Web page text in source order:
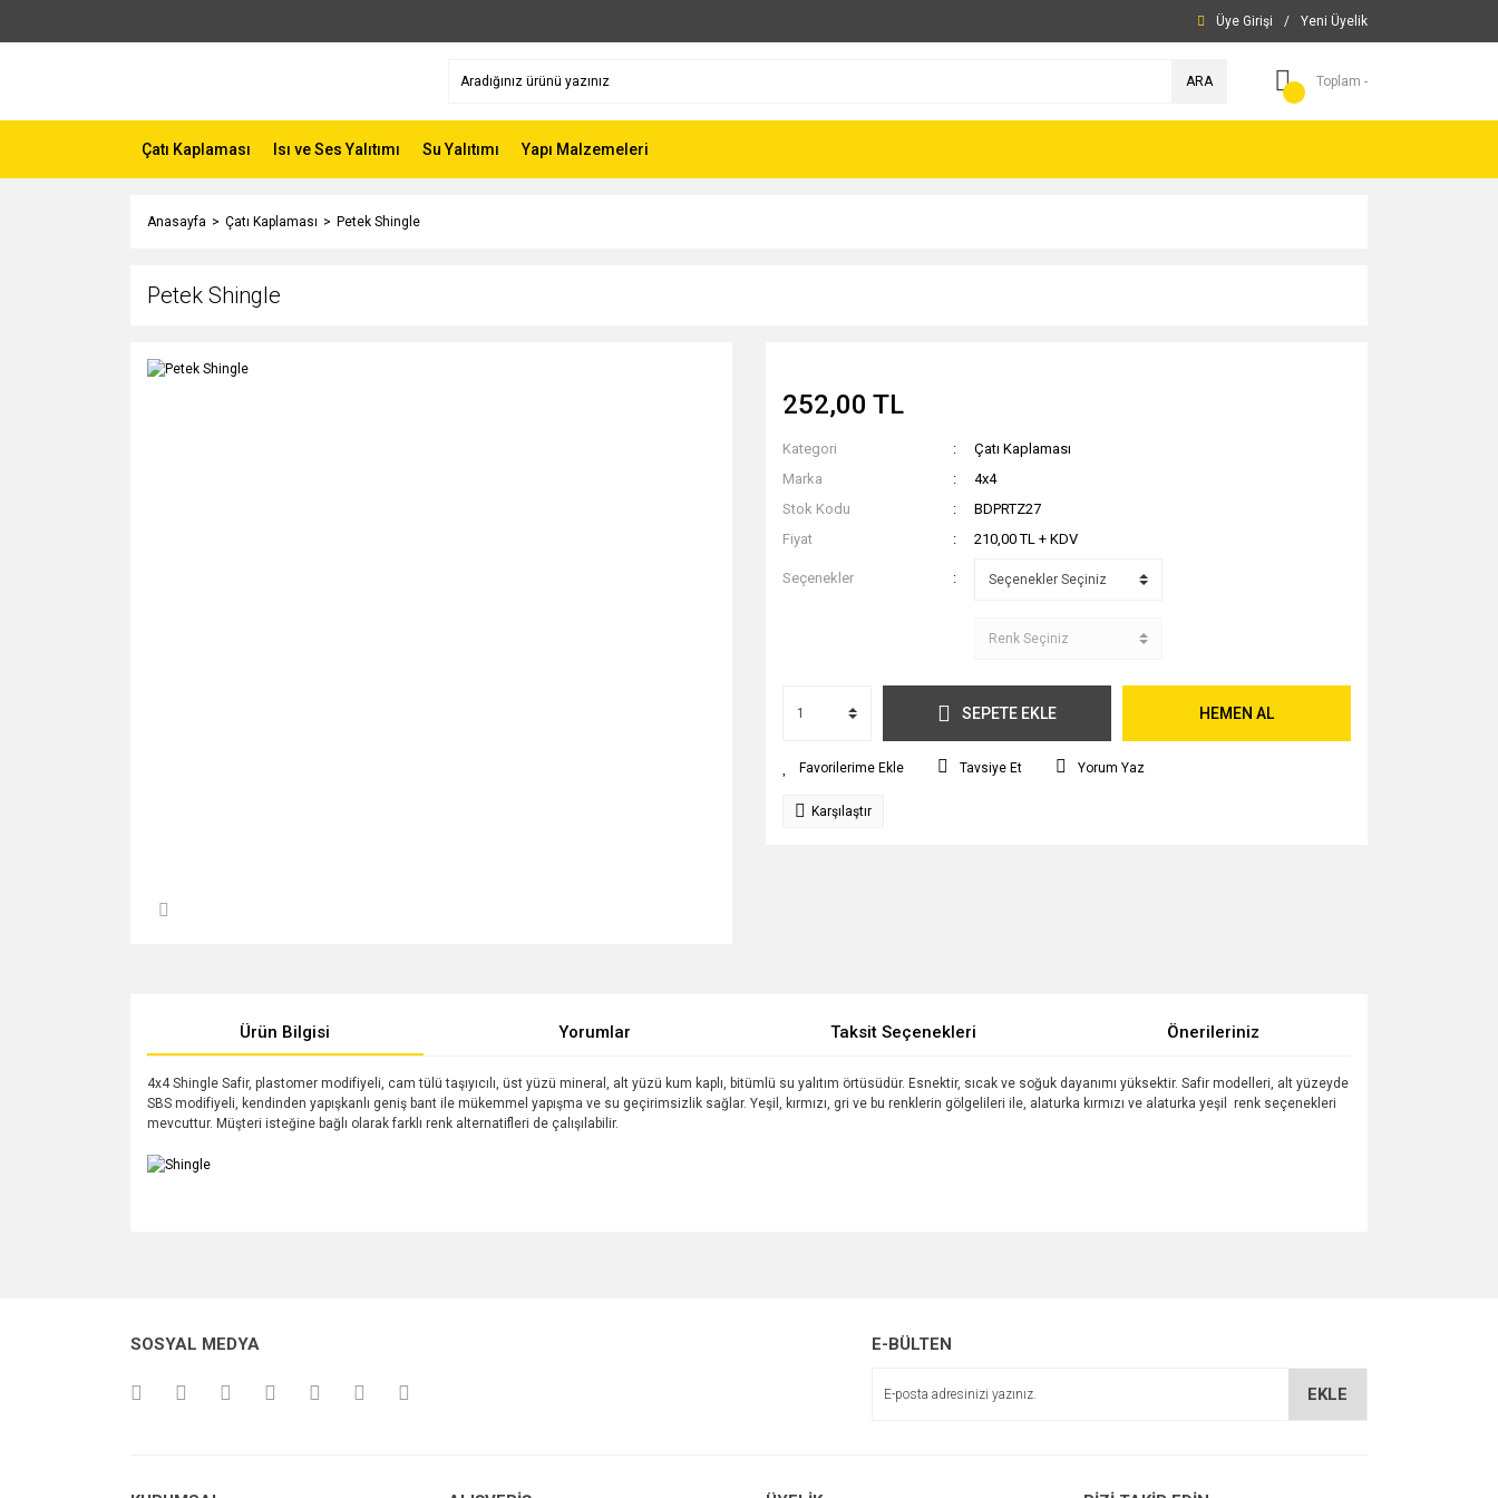
Üye Girişi / Yeni Üyelik
ARA Toplam -
Çatı Kaplaması Isı ve Ses Yalıtımı Su Yalıtımı Yapı Malzemeleri
Anasayfa Çatı Kaplaması Petek Shingle
Petek Shingle
252,00 TL
Kategori
Çatı Kaplaması
Marka
4x4
Stok Kodu
BDPRTZ27
Fiyat
210,00 TL + KDV
Seçenekler
SEPETE EKLE HEMEN AL
Tavsiye Et Yorum Yaz
Karşılaştır
Ürün Bilgisi Yorumlar Taksit Seçenekleri Önerileriniz
4x4 Shingle Safir, plastomer modifiyeli, cam tülü taşıyıcılı, üst yüzü mineral, alt yüzü kum kaplı, bitümlü su yalıtım örtüsüdür. Esnektir, sıcak ve soğuk dayanımı yüksektir. Safir modelleri, alt yüzeyde
SBS modifiyeli, kendinden yapışkanlı geniş bant ile mükemmel yapışma ve su geçirimsizlik sağlar. Yeşil, kırmızı, gri ve bu renklerin gölgelileri ile, alaturka kırmızı ve alaturka yeşil renk seçenekleri
mevcuttur. Müşteri isteğine bağlı olarak farklı renk alternatifleri de çalışılabilir.
Ürün açıklamasında eksik bilgiler bulunuyor.
SOSYAL MEDYA E-BÜLTEN
EKLE